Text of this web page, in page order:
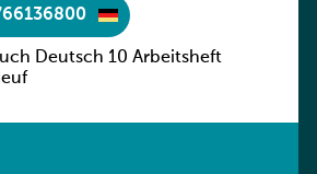
Deutsch 10 Arbeitsheft